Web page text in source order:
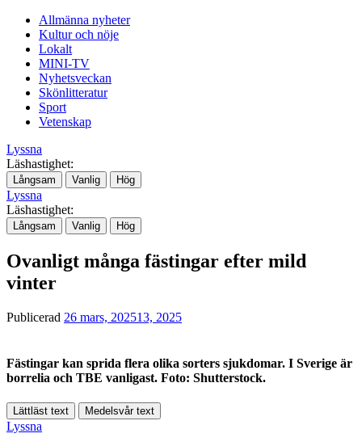
Allmänna nyheter
Kultur och nöje
Lokalt
MINI-TV
Nyhetsveckan
Skönlitteratur
Sport
Vetenskap
Lyssna
Läshastighet:
Långsam Vanlig Hög
Lyssna
Läshastighet:
Långsam Vanlig Hög
Ovanligt många fästingar efter mild
vinter
Publicerad 26 mars, 202513, 2025
Fästingar kan sprida flera olika sorters sjukdomar. I Sverige är
borrelia och TBE vanligast. Foto: Shutterstock.
Lättläst text Medelsvår text
Lyssna